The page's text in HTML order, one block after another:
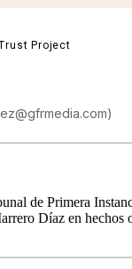
)
de Primera
Díaz en